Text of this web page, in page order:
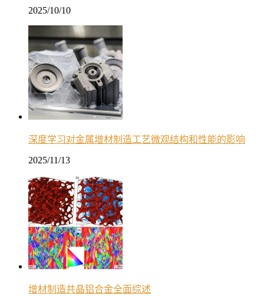
2025/10/10
深度学习对金属增材制造工艺微观结构和性能的影响
2025/11/13
增材制造共晶铝合金全面综述